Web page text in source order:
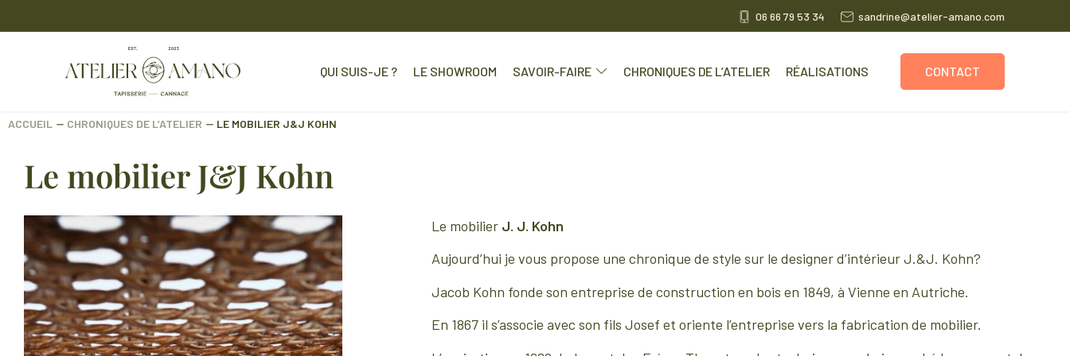
06 66 79 53 34 sandrine@atelier-amano.com
QUI SUIS-JE ? LE SHOWROOM SAVOIR-FAIRE CHRONIQUES DE L’ATELIER RÉALISATIONS CONTACT
ACCUEIL ⏤ CHRONIQUES DE L’ATELIER ⏤ LE MOBILIER J&J KOHN
Le mobilier J&J Kohn
Le mobilier J. J. Kohn
Aujourd’hui je vous propose une chronique de style sur le designer d’intérieur J.&J. Kohn?
Jacob Kohn fonde son entreprise de construction en bois en 1849, à Vienne en Autriche.
En 1867 il s’associe avec son fils Josef et oriente l’entreprise vers la fabrication de mobilier.